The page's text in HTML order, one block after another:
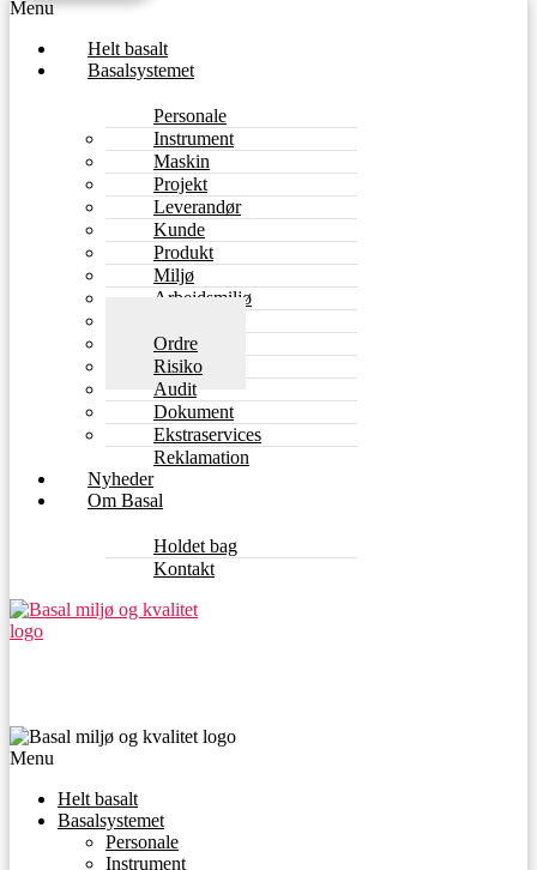
Menu
Helt basalt
Basalsystemet
Personale
Instrument
Maskin
Projekt
Leverandør
Kunde
Produkt
Miljø
Arbejdsmiljø
Ordre
Risiko
Audit
Dokument
Ekstraservices
Reklamation
Nyheder
Om Basal
Holdet bag
Kontakt
Menu
Helt basalt
Basalsystemet
Personale
Instrument